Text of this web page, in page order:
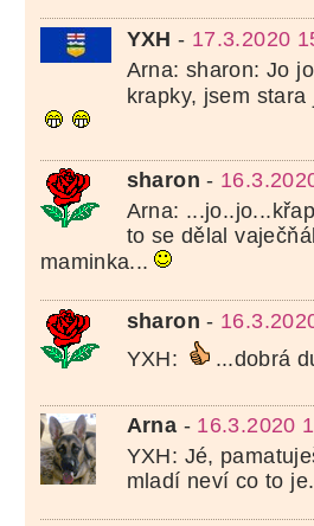
YXH - 17.3.2020
Arna: sharon: Jo
krapky, jsem
sharon -
Arna:
to se dělal
maminka...
sharon -
YXH:
...dobrá
Arna - 16.3.2020
YXH: Jé,
mladí neví co to je.